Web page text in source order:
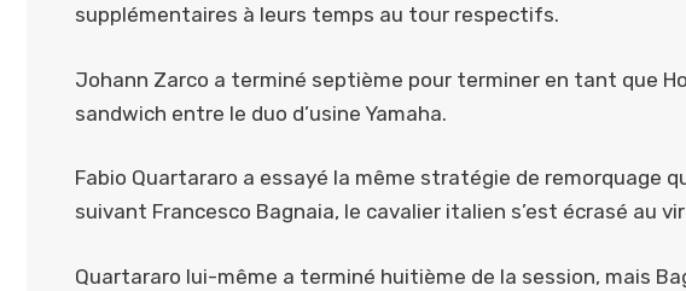
supplémentaires à leurs temps au tour respectifs.
Johann Zarco a terminé septième pour terminer en tant que
sandwich entre le duo d’usine Yamaha.
Fabio Quartararo a essayé la même stratégie de remorquage
suivant Francesco Bagnaia, le cavalier italien s’est écrasé au
Quartararo lui-même a terminé huitième de la session, mais